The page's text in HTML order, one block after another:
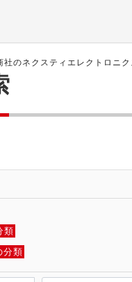
社のネクスティエレクトロニ
類
分類